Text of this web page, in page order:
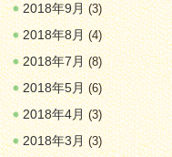
2018年9月(3)
2018年8月(4)
2018年7月(8)
2018年5月(6)
2018年4月(3)
2018年3月(3)